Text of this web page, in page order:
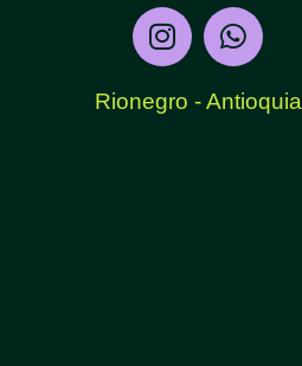
Rionegro - Antioquia